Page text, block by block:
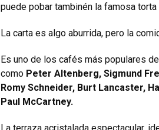
puede pobar tambinén la famosa torta
La carta es algo aburrida, pero la
Es uno de los cafés más populares
como Peter Altenberg, Sigmund
Romy Schneider, Burt Lancaster,
Paul McCartney.